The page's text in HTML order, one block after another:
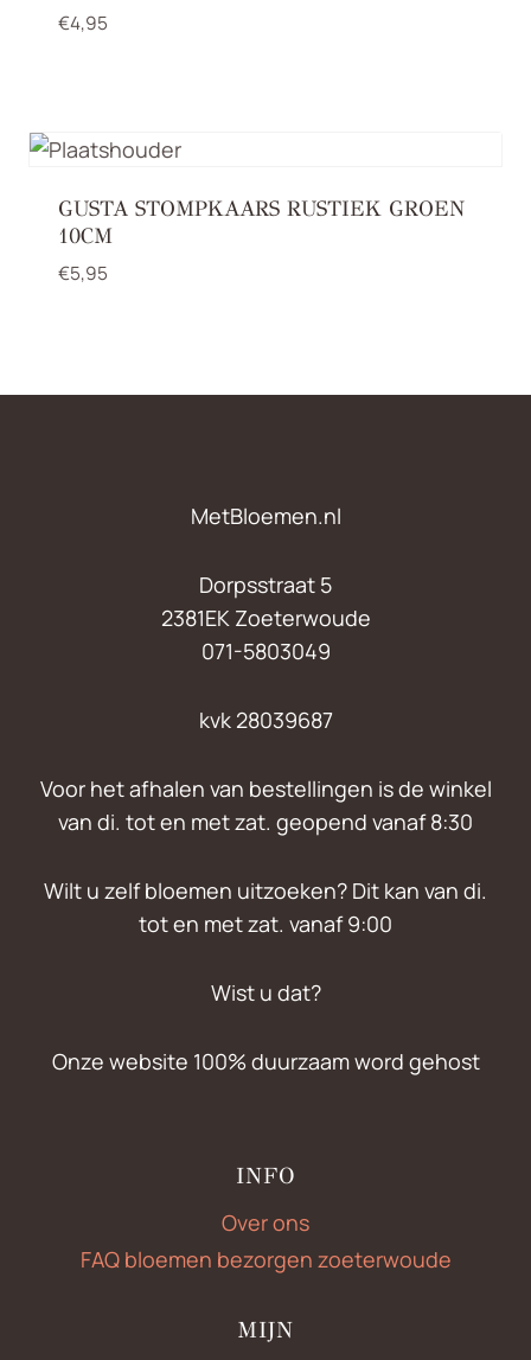
€4,95
GUSTA STOMPKAARS RUSTIEK GROEN
10CM
€5,95
MetBloemen.nl
Dorpsstraat 5
2381EK Zoeterwoude
071-5803049
kvk 28039687
Voor het afhalen van bestellingen is de winkel
van di. tot en met zat. geopend vanaf 8:30
Wilt u zelf bloemen uitzoeken? Dit kan van di.
tot en met zat. vanaf 9:00
Wist u dat?
Onze website 100% duurzaam word gehost
INFO
Over ons
FAQ bloemen bezorgen zoeterwoude
MIJN